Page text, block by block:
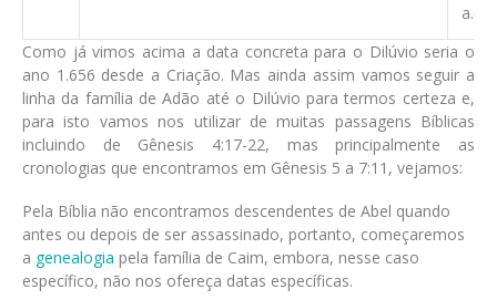
a.C.
Como já vimos acima a data concreta para o Dilúvio seria o
ano 1.656 desde a Criação. Mas ainda assim vamos seguir a
linha da família de Adão até o Dilúvio para termos certeza e,
para isto vamos nos utilizar de muitas passagens Bíblicas
incluindo de Gênesis 4:17-22, mas principalmente as
cronologias que encontramos em Gênesis 5 a 7:11, vejamos:
Pela Bíblia não encontramos descendentes de Abel quando
antes ou depois de ser assassinado, portanto, começaremos
a genealogia pela família de Caim, embora, nesse caso
específico, não nos ofereça datas específicas.